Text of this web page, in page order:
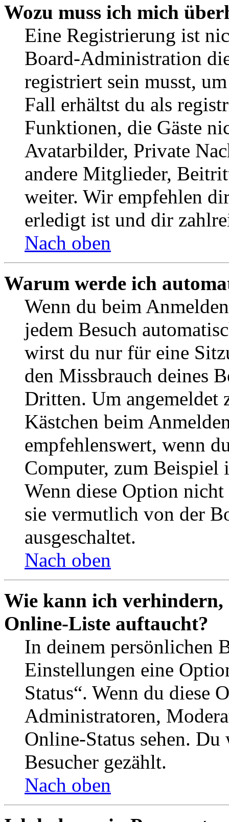
Wozu muss ich mich
Eine Registrierung ist
Board-Administration
registriert sein musst,
Fall erhältst du als
Funktionen, die Gäste
Avatarbilder, Private
andere Mitglieder,
weiter. Wir empfehlen
erledigt ist und dir
Nach oben
Warum werde ich
Wenn du beim
jedem Besuch
wirst du nur für eine
den Missbrauch deines
Dritten. Um angemeldet
Kästchen beim
empfehlenswert, wenn
Computer, zum Beispiel
Wenn diese Option
sie vermutlich von der
ausgeschaltet.
Nach oben
Wie kann ich verhindern,
Online-Liste auftaucht?
In deinem persönlichen
Einstellungen eine
Status“. Wenn du diese
Administratoren,
Online-Status sehen.
Besucher gezählt.
Nach oben